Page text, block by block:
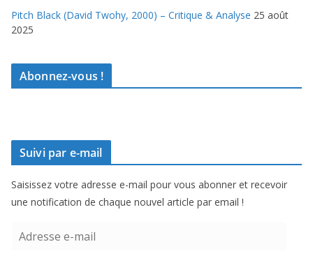
Pitch Black (David Twohy, 2000) – Critique & Analyse 25 août
2025
Abonnez-vous !
Suivi par e-mail
Saisissez votre adresse e-mail pour vous abonner et recevoir
une notification de chaque nouvel article par email !